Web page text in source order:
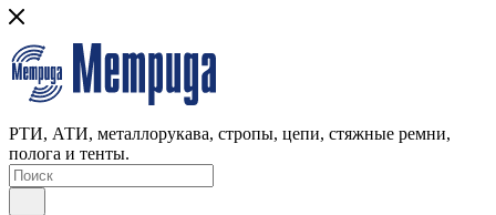
РТИ, АТИ, металлорукава, стропы, цепи, стяжные ремни,
полога и тенты.